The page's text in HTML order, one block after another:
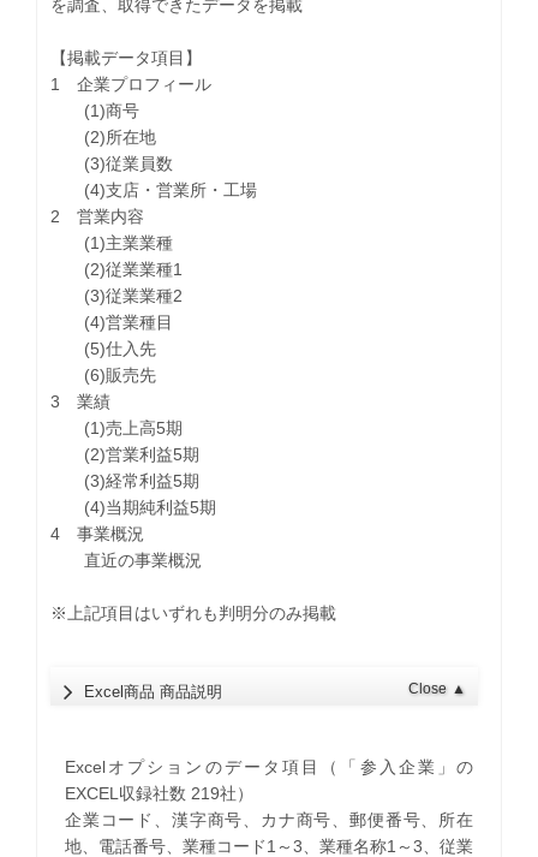
を調査、取得できたデータを掲載
【掲載データ項目】
1 企業プロフィール
(1)商号
(2)所在地
(3)従業員数
(4)支店・営業所・工場
2 営業内容
(1)主業業種
(2)従業業種1
(3)従業業種2
(4)営業種目
(5)仕入先
(6)販売先
3 業績
(1)売上高5期
(2)営業利益5期
(3)経常利益5期
(4)当期純利益5期
4 事業概況
直近の事業概況
※上記項目はいずれも判明分のみ掲載
Excel商品 商品説明 Close ▲
Excelオプションのデータ項目（「参入企業」の
EXCEL収録社数 219社）
企業コード、漢字商号、カナ商号、郵便番号、所在
地、電話番号、業種コード1～3、業種名称1～3、従業